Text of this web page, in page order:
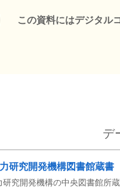
この資料にはデジタル
デ
研究開発機構図書館蔵書
研究開発機構の中央図書館所